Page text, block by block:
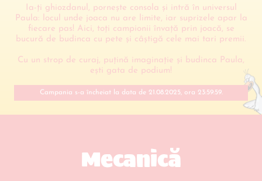
Ia-ți ghiozdanul, pornește consola și intră în universul
Paula: locul unde joaca nu are limite, iar suprizele apar la
fiecare pas! Aici, toți campionii învață prin joacă, se
bucură de budinca cu pete și câștigă cele mai tari premii.
Cu un strop de curaj, puțină imaginație și budinca Paula,
ești gata de podium!
Campania s-a încheiat la data de 21.08.2025, ora 23:59:59.
Mecanică